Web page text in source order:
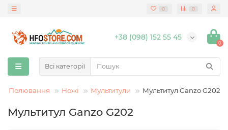
0 0
+38 (098) 152 55 45
0
Всі категорії
Полювання Ножі Мультитули Мультитул Ganzo G202
Мультитул Ganzo G202